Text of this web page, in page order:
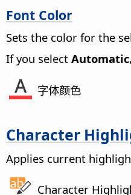
Font Color
Sets the color for the
If you select Automatic
字体颜色
Character
Applies current
Character